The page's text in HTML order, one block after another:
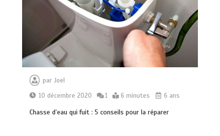
parJoel
10 décembre 2020
1 6 minutes 6 ans
Chasse d’eau qui fuit : 5 conseils pour la réparer